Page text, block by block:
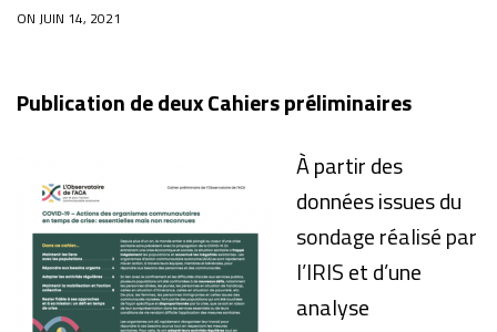
ON JUIN 14, 2021
Publication de deux Cahiers préliminaires
À partir des
données issues du
sondage réalisé par
l’IRISet d’une
analyse